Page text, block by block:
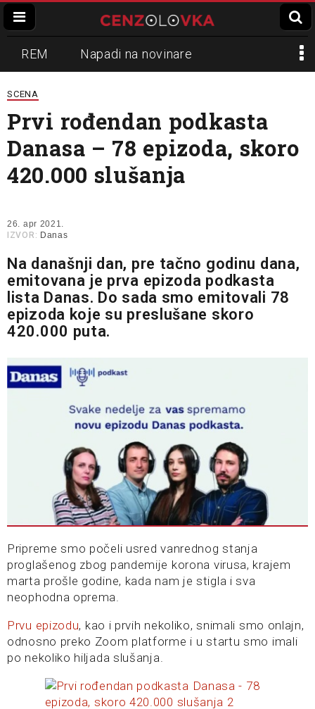
REM Napadi na novinare
Zvučni top
Propaganda Lokalni mediji
Informer Slavko Ćuruvija
SCENA
Prvi rođendan podkasta
Danasa – 78 epizoda, skoro
420.000 slušanja
26. apr 2021.
IZVOR: Danas
Na današnji dan, pre tačno godinu dana,
emitovana je prva epizoda podkasta
lista Danas. Do sada smo emitovali 78
epizoda koje su preslušane skoro
420.000 puta.
Pripreme smo počeli usred vanrednog stanja
proglašenog zbog pandemije korona virusa, krajem
marta prošle godine, kada nam je stigla i sva
neophodna oprema.
Prvu epizodu, kao i prvih nekoliko, snimali smo onlajn,
odnosno preko Zoom platforme i u startu smo imali
po nekoliko hiljada slušanja.